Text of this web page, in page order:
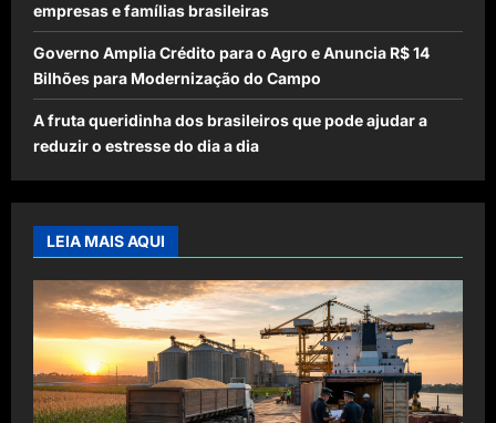
empresas e famílias brasileiras
Governo Amplia Crédito para o Agro e Anuncia R$ 14
Bilhões para Modernização do Campo
A fruta queridinha dos brasileiros que pode ajudar a
reduzir o estresse do dia a dia
LEIA MAIS AQUI